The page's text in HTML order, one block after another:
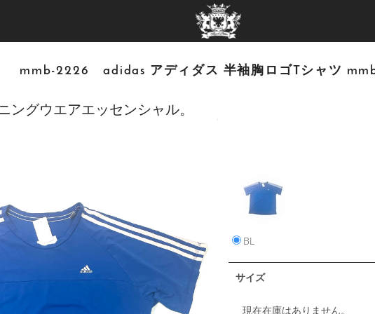
mmb-2226 adidas アディダス 半袖胸ロゴTシャツ
ングウエアエッセンシャル。
BL
サイズ
現在在庫はありません。